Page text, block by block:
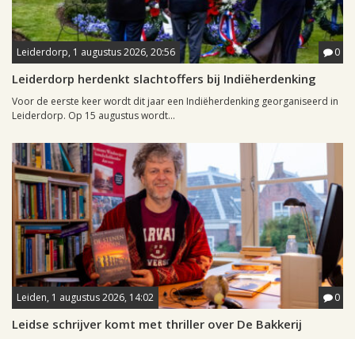
Leiderdorp, 1 augustus 2026, 20:56 0
Leiderdorp herdenkt slachtoffers bij Indiëherdenking
Voor de eerste keer wordt dit jaar een Indiëherdenking georganiseerd in
Leiderdorp. Op 15 augustus wordt...
Leiden, 1 augustus 2026, 14:02 0
Leidse schrijver komt met thriller over De Bakkerij